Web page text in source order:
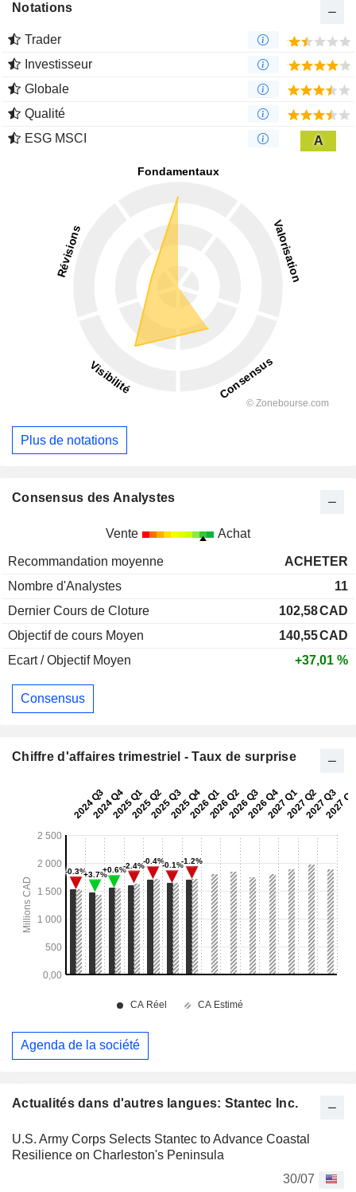
Actualités dans d'autres langues: Stantec Inc.
U.S. Army Corps Selects Stantec to Advance Coastal
Resilience on Charleston's Peninsula
30/07
Notations
Trader
Investisseur
Globale
Qualité
ESG MSCI
A
Plus de notations
Consensus des Analystes
Vente Achat
Recommandation moyenne
ACHETER
Nombre d'Analystes
11
Dernier Cours de Cloture
102,58CAD
Objectif de cours Moyen
140,55CAD
Ecart / Objectif Moyen
+37,01 %
Consensus
Chiffre d'affaires trimestriel - Taux de surprise
Agenda de la société